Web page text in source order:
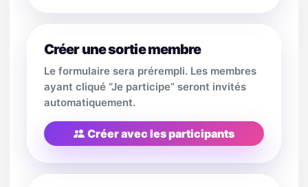
Créer une sortie membre
Le formulaire sera prérempli. Les membres
ayant cliqué “Je participe” seront invités
automatiquement.
Créer avec les participants